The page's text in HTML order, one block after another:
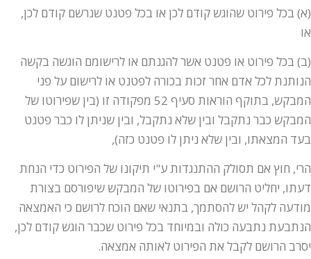
(א) בכל פירוט שהוגש קודם לכן או בכל פטנט שנרשם קודם לכן,
או
(ב) בכל פירוט או פטנט אשר להגנתם או לרישומם הוגשה בקשה
הנותנת לכל אדם אחר זכות בכורה לפטנט או לרישום על פני
המבקש, בתוקף הוראות סעיף 52 מפקודה זו (בין שפירוטו של
המבקש כבר נתקבל ובין שלא נתקבל, ובין שניתן לו כבר פטנט
בעד המצאתו, ובין שלא ניתן לו פטנט כזה),
הרי, חוץ אם תסולק ההתנגדות ע"י תיקונו של הפירוט כדי הנחת
דעתו, יחליט הרושם אם בפירוטו של המבקש שיפורסם בצורת
מודעה לקהל יש להסתמך, בתנאי שאם הוכח לרושם כי האמצאה
הנתבעת נתבעה כולה ובמיוחד בכל פירוט שכבר הוגש קודם לכן,
יסרב הרושם לקבל את הפירוט לאותה אמצאה.